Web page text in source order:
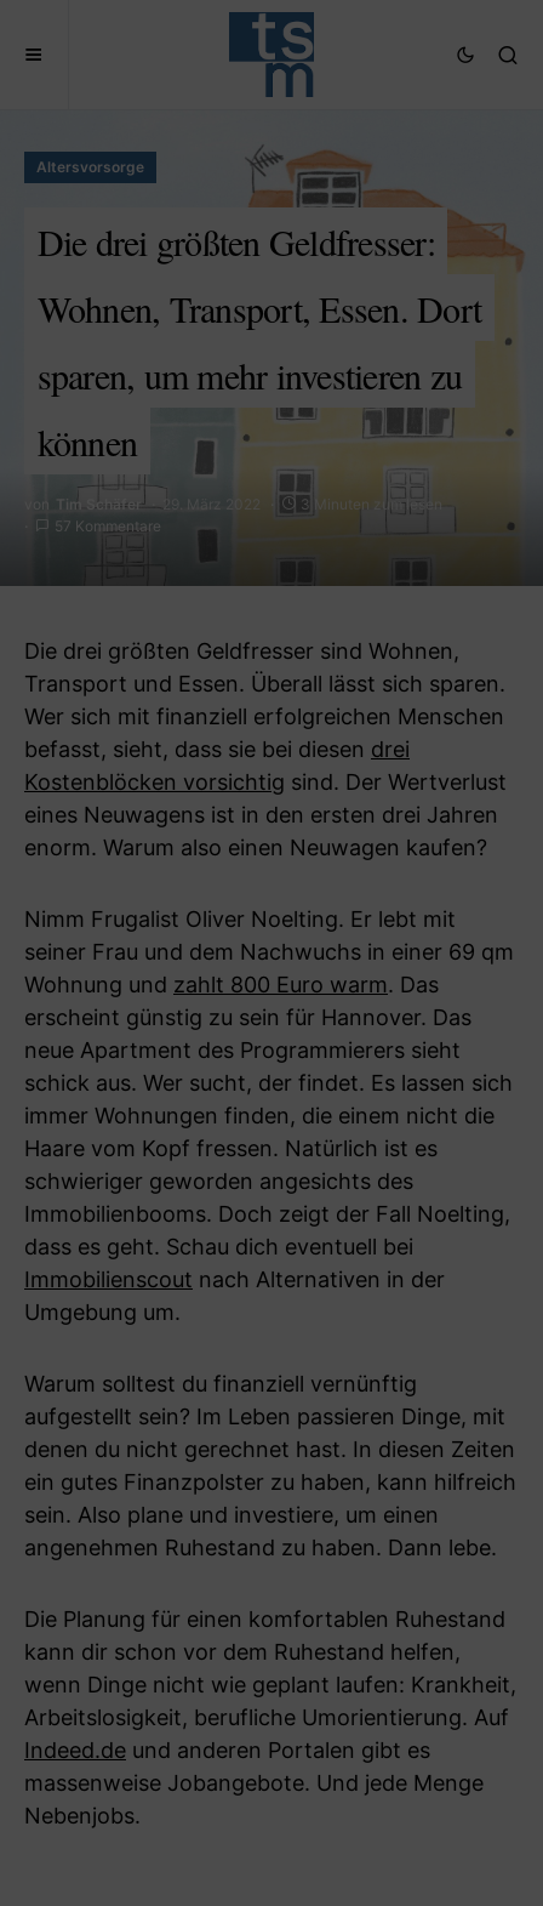
Altersvorsorge
Die drei größten Geldfresser:
Wohnen, Transport, Essen. Dort
sparen, um mehr investieren zu
können
von Tim Schäfer 29. März 2022
3 Minuten zum lesen
57 Kommentare
Die drei größten Geldfresser sind Wohnen,
Transport und Essen. Überall lässt sich sparen.
Wer sich mit finanziell erfolgreichen Menschen
befasst, sieht, dass sie bei diesen drei
Kostenblöcken vorsichtig sind. Der Wertverlust
eines Neuwagens ist in den ersten drei Jahren
enorm. Warum also einen Neuwagen kaufen?
Nimm Frugalist Oliver Noelting. Er lebt mit
seiner Frau und dem Nachwuchs in einer 69 qm
Wohnung und zahlt 800 Euro warm. Das
erscheint günstig zu sein für Hannover. Das
neue Apartment des Programmierers sieht
schick aus. Wer sucht, der findet. Es lassen sich
immer Wohnungen finden, die einem nicht die
Haare vom Kopf fressen. Natürlich ist es
schwieriger geworden angesichts des
Immobilienbooms. Doch zeigt der Fall Noelting,
dass es geht. Schau dich eventuell bei
Immobilienscout nach Alternativen in der
Umgebung um.
Warum solltest du finanziell vernünftig
aufgestellt sein? Im Leben passieren Dinge, mit
denen du nicht gerechnet hast. In diesen Zeiten
ein gutes Finanzpolster zu haben, kann hilfreich
sein. Also plane und investiere, um einen
angenehmen Ruhestand zu haben. Dann lebe.
Die Planung für einen komfortablen Ruhestand
kann dir schon vor dem Ruhestand helfen,
wenn Dinge nicht wie geplant laufen: Krankheit,
Arbeitslosigkeit, berufliche Umorientierung. Auf
Indeed.de und anderen Portalen gibt es
massenweise Jobangebote. Und jede Menge
Nebenjobs.